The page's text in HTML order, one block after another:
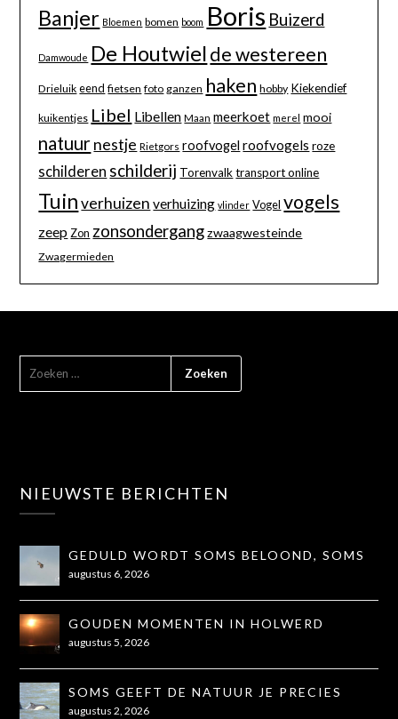
Banjer Bloemen bomen boom Boris Buizerd
Damwoude De Houtwielde westereen
Drieluik eend fietsen foto ganzen haken hobby Kiekendief
kuikentjes Libel Libellen Maan meerkoet merel mooi
natuurnestje Rietgors roofvogel roofvogels roze
schilderen schilderij Torenvalk transport online
Tuin verhuizen verhuizing vlinder Vogel vogels
zeep Zon zonsondergang zwaagwesteinde
Zwagermieden
NIEUWSTE BERICHTEN
GEDULD WORDT SOMS BELOOND, SOMS
OOK NIET...
augustus 6, 2026
GOUDEN MOMENTEN IN HOLWERD
augustus 5, 2026
SOMS GEEFT DE NATUUR JE PRECIES
WAT JE NODIG HEBT
augustus 2, 2026